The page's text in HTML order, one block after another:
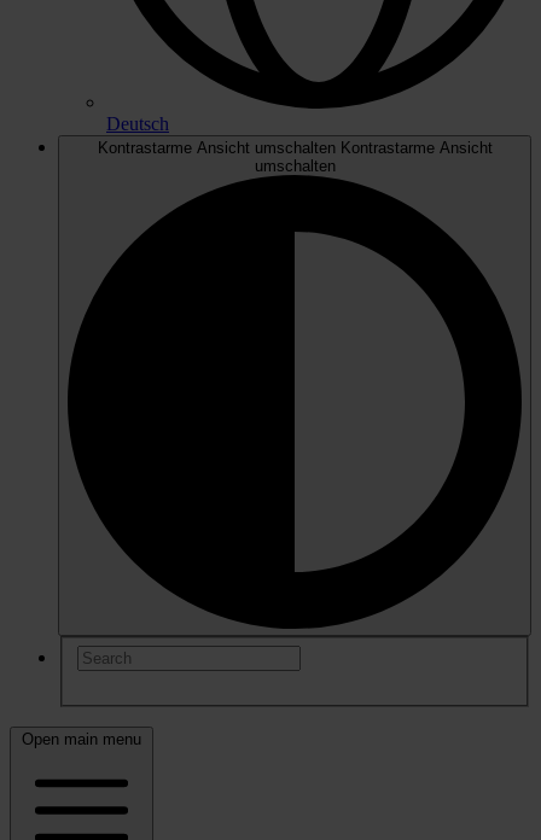
Deutsch
Kontrastarme Ansicht umschalten Kontrastarme Ansicht
umschalten
Open main menu